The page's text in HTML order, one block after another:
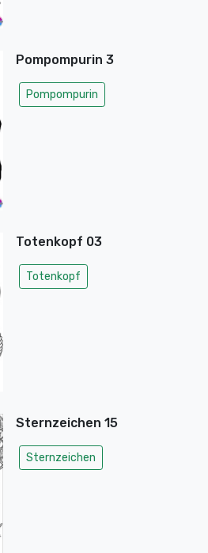
Pompompurin 3
Pompompurin
Totenkopf 03
Totenkopf
Sternzeichen 15
Sternzeichen